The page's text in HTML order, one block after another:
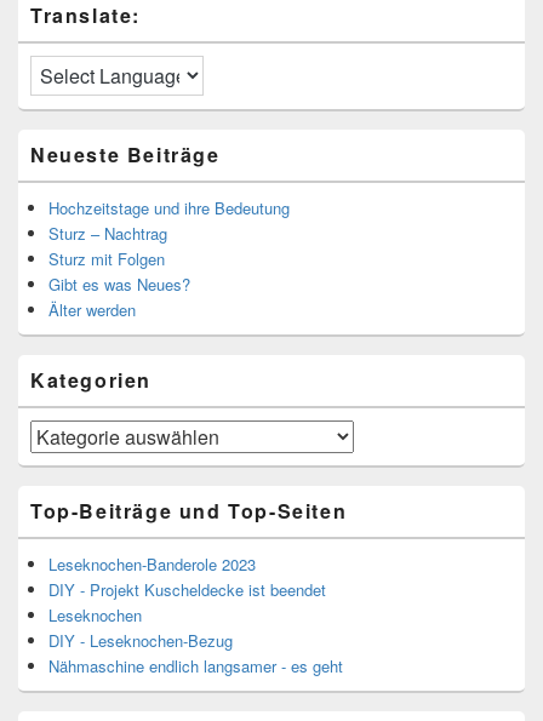
Translate:
Neueste Beiträge
Hochzeitstage und ihre Bedeutung
Sturz – Nachtrag
Sturz mit Folgen
Gibt es was Neues?
Älter werden
Kategorien
Kategorien
Top-Beiträge und Top-Seiten
Leseknochen-Banderole 2023
DIY - Projekt Kuscheldecke ist beendet
Leseknochen
DIY - Leseknochen-Bezug
Nähmaschine endlich langsamer - es geht